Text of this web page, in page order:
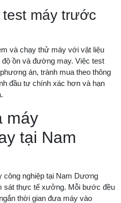
máy trước
và chạy thử máy với vật liệu
ồn và đường may. Việc test
án, tránh mua theo thông
đầu tư chính xác hơn và hạn
máy
tại Nam
công nghiệp tại Nam Dương
sát thực tế xưởng. Mỗi bước đều
thời gian đưa máy vào